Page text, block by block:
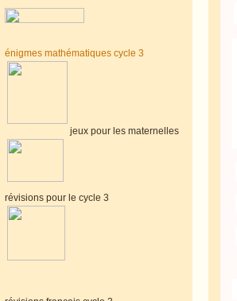
énigmes mathématiques cycle 3
jeux pour les maternelles
révisions pour le cycle 3